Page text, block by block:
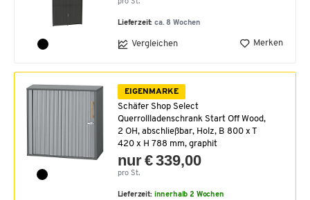
pro St.
Lieferzeit:ca. 8 Wochen
Vergleichen Merken
EIGENMARKE
Schäfer Shop Select
Querrollladenschrank Start Off Wood,
2 OH, abschließbar, Holz, B 800 x T
420 x H 788 mm, graphit
nur € 339,00
pro St.
Lieferzeit: innerhalb 2 Wochen